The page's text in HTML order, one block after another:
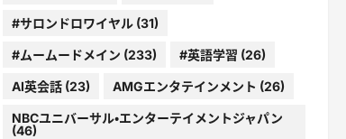
#サロンドロワイヤル(31)
#ムームードメイン (233) #英語学習 (26)
AI英会話(23) AMGエンタテインメント (26)
NBCユニバーサル・エンターテイメントジャパン
(46)